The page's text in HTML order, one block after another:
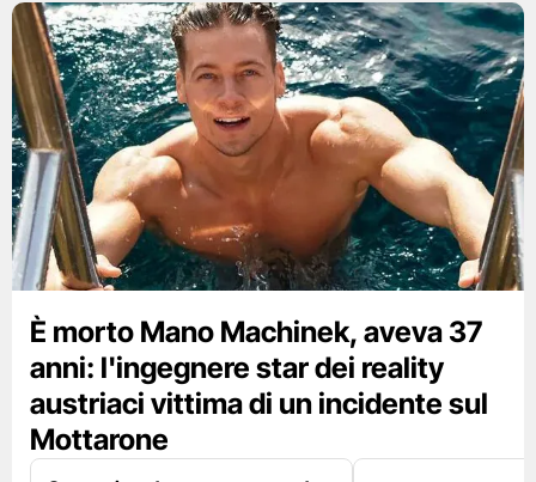
È morto Mano Machinek, aveva 37
anni: l'ingegnere star dei reality
austriaci vittima di un incidente sul
Mottarone